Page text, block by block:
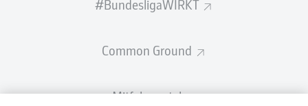
#BundesligaWIRKT
Common Ground
Mitfahrportal